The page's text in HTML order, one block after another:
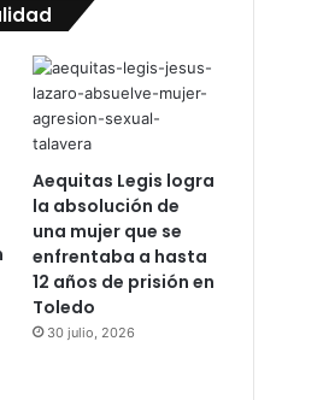
Aequitas Legis logra
la absolución de
una mujer que se
enfrentaba a hasta
12 años de prisión en
Toledo
30 julio, 2026